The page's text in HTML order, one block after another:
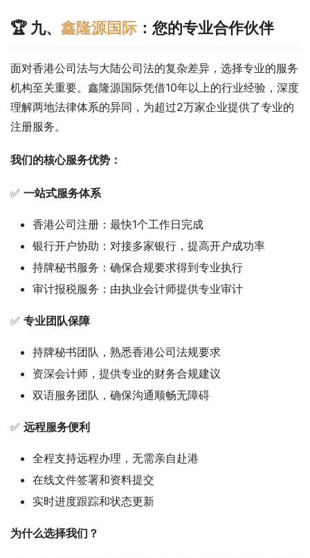
🏆 九、 鑫隆源国际 ：您的专业合作伙伴
面对香港公司法与大陆公司法的复杂差异，选择专业的服务
机构至关重要。鑫隆源国际凭借10年以上的行业经验，深度
理解两地法律体系的异同，为超过2万家企业提供了专业的
注册服务。
我们的核心服务优势：
✅ 一站式服务体系
香港公司注册：最快1个工作日完成
银行开户协助：对接多家银行，提高开户成功率
持牌秘书服务：确保合规要求得到专业执行
审计报税服务：由执业会计师提供专业审计
✅ 专业团队保障
持牌秘书团队，熟悉香港公司法规要求
资深会计师，提供专业的财务合规建议
双语服务团队，确保沟通顺畅无障碍
✅ 远程服务便利
全程支持远程办理，无需亲自赴港
在线文件签署和资料提交
实时进度跟踪和状态更新
为什么选择我们？